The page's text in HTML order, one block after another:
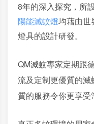
8年的深入探究，所
陽能滅蚊燈均藉由世
燈具的設計研發。
QM滅蚊專家定期跟
流及定制更優質的
質的服務令你更享受